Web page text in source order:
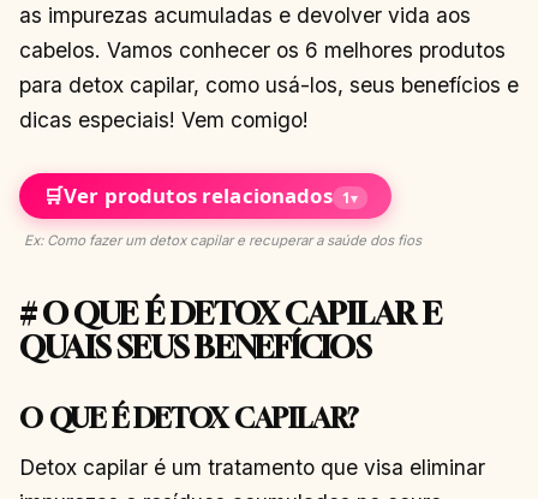
as impurezas acumuladas e devolver vida aos
cabelos. Vamos conhecer os 6 melhores produtos
para detox capilar, como usá-los, seus benefícios e
dicas especiais! Vem comigo!
🛒Ver produtos relacionados 1▾
Ex: Como fazer um detox capilar e recuperar a saúde dos fios
# O QUE É DETOX CAPILAR E
QUAIS SEUS BENEFÍCIOS
O QUE É DETOX CAPILAR?
Detox capilar é um tratamento que visa eliminar